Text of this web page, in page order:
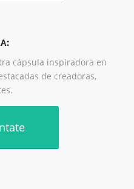
cápsula inspiradora en
de creadoras,